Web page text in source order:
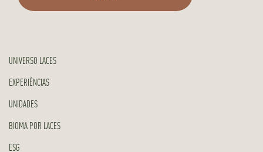
UNIVERSO LACES
EXPERIÊNCIAS
UNIDADES
BIOMA POR LACES
ESG